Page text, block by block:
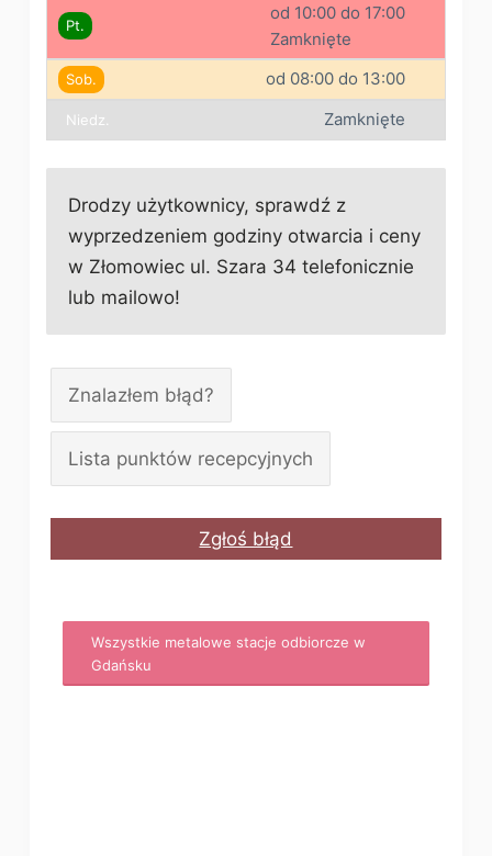
Pt.
od 10:00 do 17:00
Zamknięte
Sob. od 08:00 do 13:00
Niedz. Zamknięte
Drodzy użytkownicy, sprawdź z
wyprzedzeniem godziny otwarcia i ceny
w Złomowiec ul. Szara 34 telefonicznie
lub mailowo!
Znalazłem błąd?
Lista punktów recepcyjnych
Zgłoś błąd
Wszystkie metalowe stacje odbiorcze w
Gdańsku